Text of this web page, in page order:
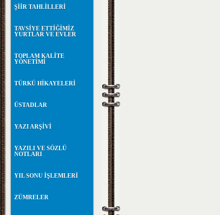
ŞİİR TAHLİLLERİ
TAVSİYE ETTİĞİMİZ
YURTLAR VE EVLER
TOPLAM KALİTE
YÖNETİMİ
TÜRKÜ HİKAYELERİ
ÜSTADLAR
YAZI ARŞİVİ
YAZILI VE SÖZLÜ
NOTLARI
YIL SONU İŞLEMLERİ
ZÜMRELER